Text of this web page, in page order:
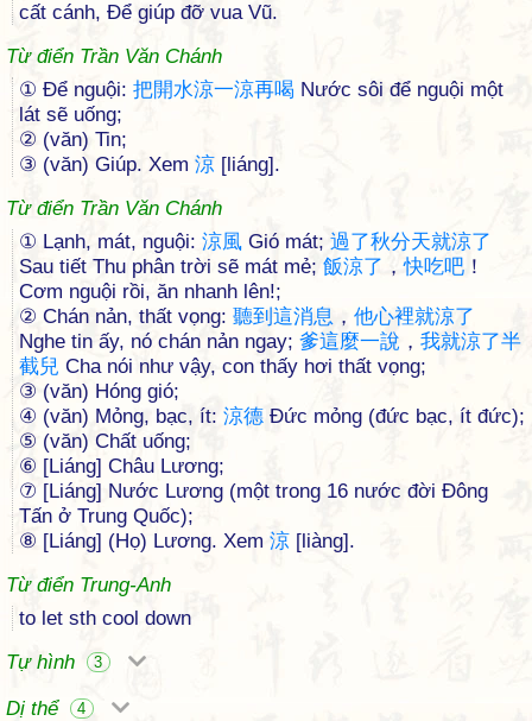
cất cánh, Để giúp đỡ vua Vũ.
Từ điển Trần Văn Chánh
① Để nguội: 把開水涼一涼再喝 Nước sôi để nguội một
lát sẽ uống;
② (văn) Tin;
③ (văn) Giúp. Xem 涼 [liáng].
Từ điển Trần Văn Chánh
① Lạnh, mát, nguội: 涼風 Gió mát; 過了秋分天就涼了
Sau tiết Thu phân trời sẽ mát mẻ; 飯涼了 ，快吃吧 ！
Cơm nguội rồi, ăn nhanh lên!;
② Chán nản, thất vọng: 聽到 這消息 ， 他心裡就涼了
Nghe tin ấy, nó chán nản ngay; 爹這麼一說 ， 我就涼了半
截兒 Cha nói như vậy, con thấy hơi thất vọng;
③ (văn) Hóng gió;
④ (văn) Mỏng, bạc, ít: 涼德 Đức mỏng (đức bạc, ít đức);
⑤ (văn) Chất uống;
⑥ [Liáng] Châu Lương;
⑦ [Liáng] Nước Lương (một trong 16 nước đời Đông
Tấn ở Trung Quốc);
⑧ [Liáng] (Họ) Lương. Xem 涼 [liàng].
Từ điển Trung-Anh
to let sth cool down
Tự hình
3
Dị thể 4